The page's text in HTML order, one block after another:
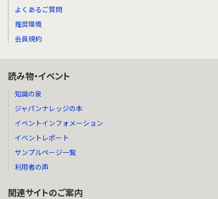
よくあるご質問
推奨環境
会員規約
読み物・イベント
知識の泉
ジャパンナレッジの本
イベントインフォメーション
イベントレポート
サンプルページ一覧
利用者の声
関連サイトのご案内